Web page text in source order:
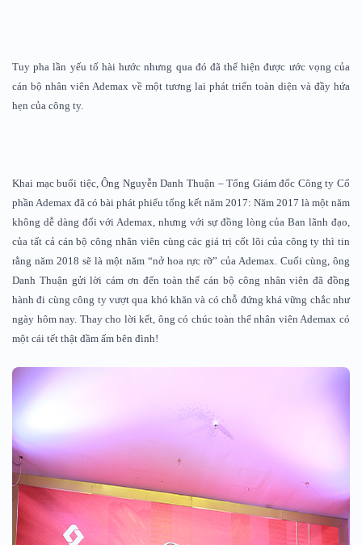
Tuy pha lần yếu tố hài hước nhưng qua đó đã thể hiện được ước vọng của
cán bộ nhân viên Ademax về một tương lai phát triển toàn diện và đầy hứa
hẹn của công ty.
Khai mạc buổi tiệc, Ông Nguyễn Danh Thuận – Tổng Giám đốc Công ty Cổ
phần Ademax đã có bài phát phiểu tổng kết năm 2017: Năm 2017 là một năm
không dễ dàng đối với Ademax, nhưng với sự đồng lòng của Ban lãnh đạo,
của tất cả cán bộ công nhân viên cùng các giá trị cốt lõi của công ty thì tin
rằng năm 2018 sẽ là một năm “nở hoa rực rỡ” của Ademax. Cuối cùng, ông
Danh Thuận gửi lời cám ơn đến toàn thể cán bộ công nhân viên đã đồng
hành đi cùng công ty vượt qua khó khăn và có chỗ đứng khá vững chắc như
ngày hôm nay. Thay cho lời kết, ông có chúc toàn thể nhân viên Ademax có
một cái tết thật đầm ấm bên đình!